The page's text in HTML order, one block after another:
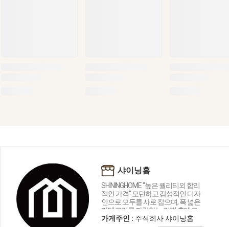
샤이닝홈
SHININGHOME "높은 퀄리티외 합리
적인 가격" 모던하고 감성적인 디자
인으로 모두를 사로 잡으며, 폭 넓은
카테고리를 자랑하는 리빙 홈데코
인테리어 샤이닝홈입니다.
가게주인 : 주식회사 샤이닝홈